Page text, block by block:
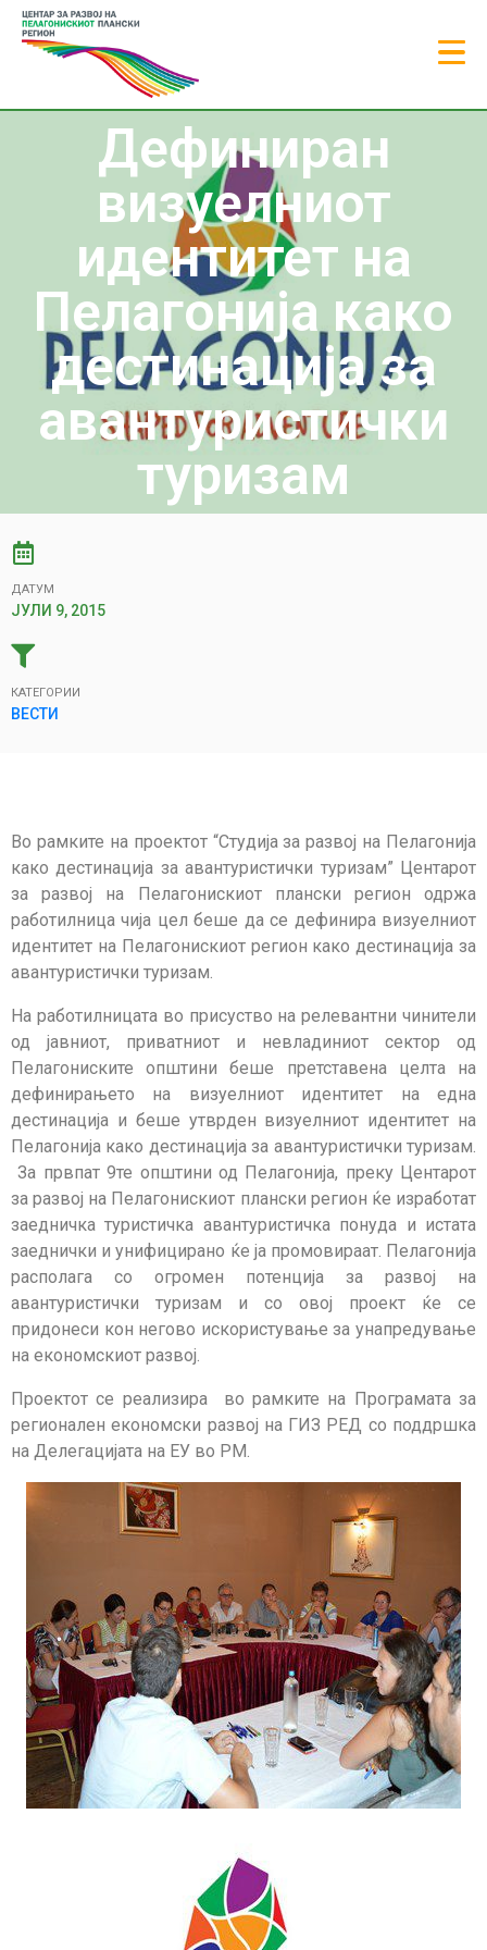
Дефиниран
визуелниот
идентитет на
Пелагонија како
дестинација за
авантуристички
туризам
ДАТУМ
ЈУЛИ 9, 2015
КАТЕГОРИИ
ВЕСТИ
Во рамките на проектот “Студија за развој на Пелагонија
како дестинација за авантуристички туризам” Центарот
за развој на Пелагонискиот плански регион одржа
работилница чија цел беше да се дефинира визуелниот
идентитет на Пелагонискиот регион како дестинација за
авантуристички туризам.
На работилницата во присуство на релевантни чинители
од јавниот, приватниот и невладиниот сектор од
Пелагониските општини беше претставена целта на
дефинирањето на визуелниот идентитет на една
дестинација и беше утврден визуелниот идентитет на
Пелагонија како дестинација за авантуристички туризам.
За првпат 9те општини од Пелагонија, преку Центарот
за развој на Пелагонискиот плански регион ќе изработат
заедничка туристичка авантуристичка понуда и истата
заеднички и унифицирано ќе ја промовираат. Пелагонија
располага со огромен потенција за развој на
авантуристички туризам и со овој проект ќе се
придонеси кон негово искористување за унапредување
на економскиот развој.
Проектот се реализира во рамките на Програмата за
регионален економски развој на ГИЗ РЕД со поддршка
на Делегацијата на ЕУ во РМ.